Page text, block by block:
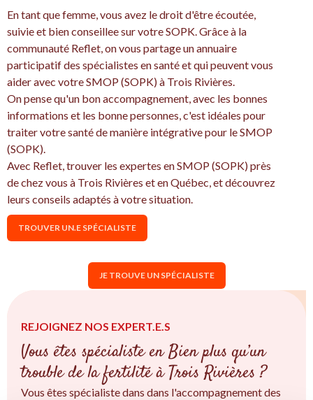
En tant que femme, vous avez le droit d'être écoutée,
suivie et bien conseillee sur votre SOPK. Grâce à la
communauté Reflet, on vous partage un annuaire
participatif des spécialistes en santé et qui peuvent vous
aider avec votre SMOP (SOPK) à Trois Rivières.
On pense qu'un bon accompagnement, avec les bonnes
informations et les bonne personnes, c'est idéales pour
traiter votre santé de manière intégrative pour le SMOP
(SOPK).
Avec Reflet, trouver les expertes en SMOP (SOPK) près
de chez vous à Trois Rivières et en Québec, et découvrez
leurs conseils adaptés à votre situation.
TROUVER UN.E SPÉCIALISTE
JE TROUVE UN SPÉCIALISTE
REJOIGNEZ NOS EXPERT.E.S
Vous êtes spécialiste en Bien plus qu’un
trouble de la fertilité à Trois Rivières ?
Vous êtes spécialiste dans dans l'accompagnement des